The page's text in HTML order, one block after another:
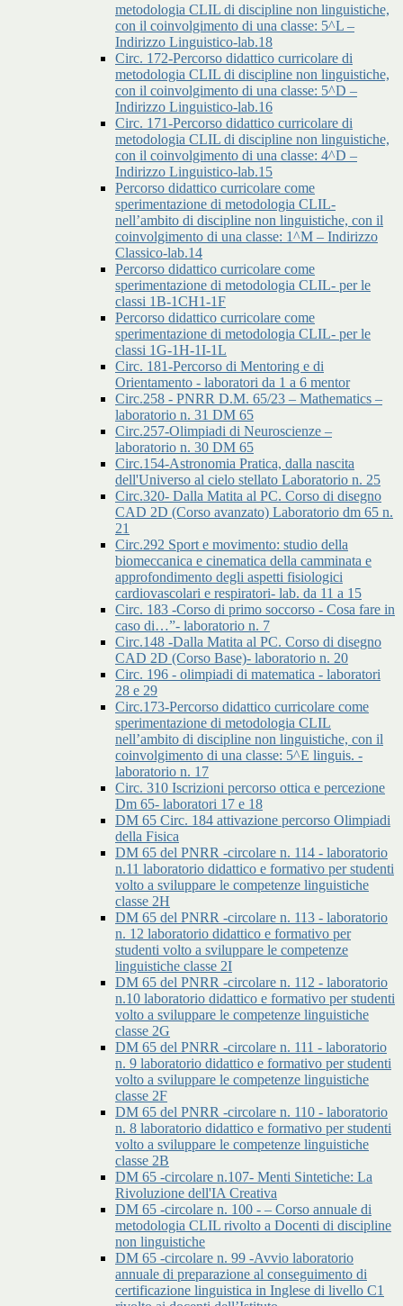
metodologia CLIL di discipline non linguistiche,
con il coinvolgimento di una classe: 5^L –
Indirizzo Linguistico-lab.18
Circ. 172-Percorso didattico curricolare di
metodologia CLIL di discipline non linguistiche,
con il coinvolgimento di una classe: 5^D –
Indirizzo Linguistico-lab.16
Circ. 171-Percorso didattico curricolare di
metodologia CLIL di discipline non linguistiche,
con il coinvolgimento di una classe: 4^D –
Indirizzo Linguistico-lab.15
Percorso didattico curricolare come
sperimentazione di metodologia CLIL-
nell’ambito di discipline non linguistiche, con il
coinvolgimento di una classe: 1^M – Indirizzo
Classico-lab.14
Percorso didattico curricolare come
sperimentazione di metodologia CLIL- per le
classi 1B-1CH1-1F
Percorso didattico curricolare come
sperimentazione di metodologia CLIL- per le
classi 1G-1H-1I-1L
Circ. 181-Percorso di Mentoring e di
Orientamento - laboratori da 1 a 6 mentor
Circ.258 - PNRR D.M. 65/23 – Mathematics –
laboratorio n. 31 DM 65
Circ.257-Olimpiadi di Neuroscienze –
laboratorio n. 30 DM 65
Circ.154-Astronomia Pratica, dalla nascita
dell'Universo al cielo stellato Laboratorio n. 25
Circ.320- Dalla Matita al PC. Corso di disegno
CAD 2D (Corso avanzato) Laboratorio dm 65 n.
21
Circ.292 Sport e movimento: studio della
biomeccanica e cinematica della camminata e
approfondimento degli aspetti fisiologici
cardiovascolari e respiratori- lab. da 11 a 15
Circ. 183 -Corso di primo soccorso - Cosa fare in
caso di…”- laboratorio n. 7
Circ.148 -Dalla Matita al PC. Corso di disegno
CAD 2D (Corso Base)- laboratorio n. 20
Circ. 196 - olimpiadi di matematica - laboratori
28 e 29
Circ.173-Percorso didattico curricolare come
sperimentazione di metodologia CLIL
nell’ambito di discipline non linguistiche, con il
coinvolgimento di una classe: 5^E linguis. -
laboratorio n. 17
Circ. 310 Iscrizioni percorso ottica e percezione
Dm 65- laboratori 17 e 18
DM 65 Circ. 184 attivazione percorso Olimpiadi
della Fisica
DM 65 del PNRR -circolare n. 114 - laboratorio
n.11 laboratorio didattico e formativo per studenti
volto a sviluppare le competenze linguistiche
classe 2H
DM 65 del PNRR -circolare n. 113 - laboratorio
n. 12 laboratorio didattico e formativo per
studenti volto a sviluppare le competenze
linguistiche classe 2I
DM 65 del PNRR -circolare n. 112 - laboratorio
n.10 laboratorio didattico e formativo per studenti
volto a sviluppare le competenze linguistiche
classe 2G
DM 65 del PNRR -circolare n. 111 - laboratorio
n. 9 laboratorio didattico e formativo per studenti
volto a sviluppare le competenze linguistiche
classe 2F
DM 65 del PNRR -circolare n. 110 - laboratorio
n. 8 laboratorio didattico e formativo per studenti
volto a sviluppare le competenze linguistiche
classe 2B
DM 65 -circolare n.107- Menti Sintetiche: La
Rivoluzione dell'IA Creativa
DM 65 -circolare n. 100 - – Corso annuale di
metodologia CLIL rivolto a Docenti di discipline
non linguistiche
DM 65 -circolare n. 99 -Avvio laboratorio
annuale di preparazione al conseguimento di
certificazione linguistica in Inglese di livello C1